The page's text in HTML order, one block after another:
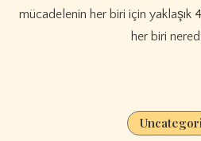
mücadelenin her biri için yaklaşık
her biri